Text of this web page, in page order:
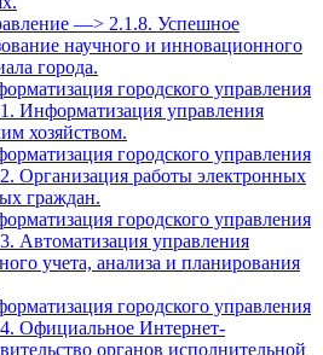
—> 2.1.8. Успешное
научного и инновационного
города.
городского управления
Информатизация управления
хозяйством.
городского управления
Организация работы электронных
граждан.
городского управления
Автоматизация управления
учета, анализа и планирования
городского управления
Официальное Интернет-
органов исполнительной